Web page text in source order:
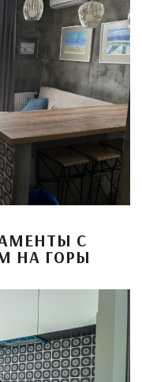
С
НА ГОРЫ